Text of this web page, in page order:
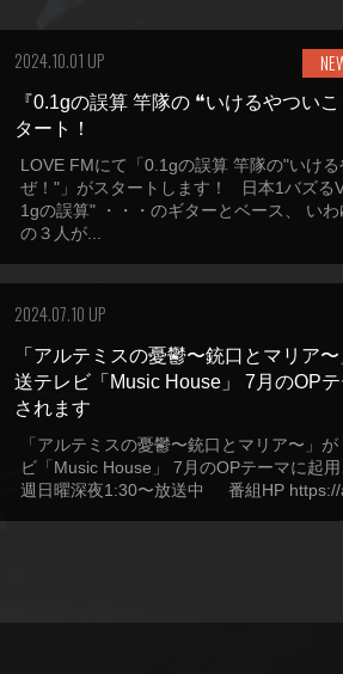
2024.10.01 UP
『0.1gの誤算 竿隊の ❝いけるやつい
タート！
LOVE FMにて「0.1gの誤算 竿隊の"いける
ぜ！"」がスタートします！ 日本1バズる
1gの誤算" ・・・のギターとベース、 い
の３人が...
2024.07.10 UP
「アルテミスの憂鬱〜銃口とマリア
送テレビ「Music House」 7月のOP
されます
「アルテミスの憂鬱〜銃口とマリア〜」
ビ「Music House」 7月のOPテーマに起
週日曜深夜1:30〜放送中 番組HP https://